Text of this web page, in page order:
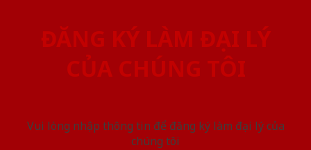
ĐĂNG KÝ LÀM ĐẠI LÝ
CỦA CHÚNG TÔI
Vui lòng nhập thông tin để đăng ký làm đại lý của
chúng tôi